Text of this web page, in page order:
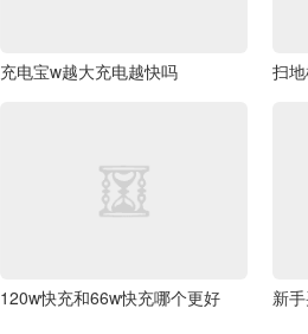
充电宝w越大充电越快吗 扫
120w快充和66w快充哪个更好 新